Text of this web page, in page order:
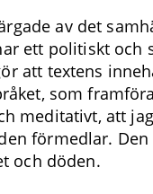
av det
ett politiskt och
att textens
som
meditativt, att
förmedlar.
och döden.